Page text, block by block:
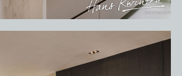
VACATURES
AFSPRAAK INPLANNEN